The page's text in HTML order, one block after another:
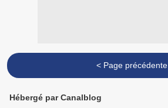
< Page précédente
Hébergé par Canalblog